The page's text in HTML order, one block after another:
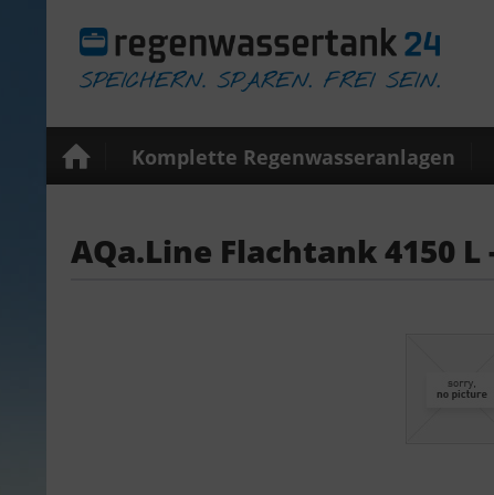
Komplette Regenwasseranlagen
AQa.Line Flachtank 4150